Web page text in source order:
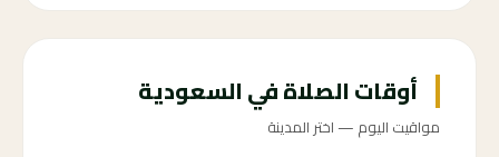
أوقات الصلاة في السعودية
مواقيت اليوم — اختر المدينة